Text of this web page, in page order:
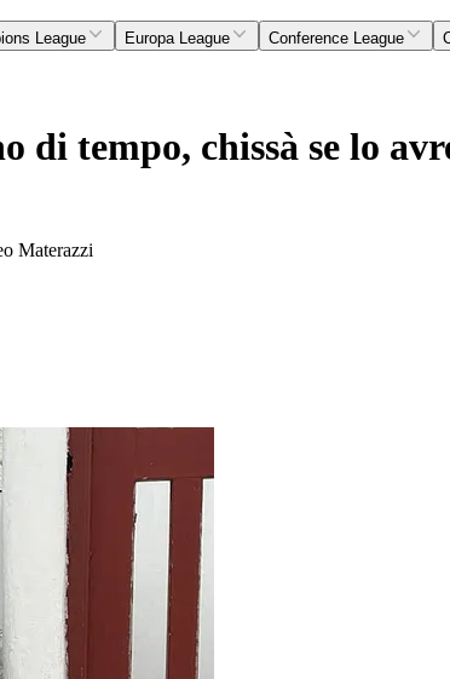
League Europa League Conference League
di tempo, chissà se lo
Materazzi